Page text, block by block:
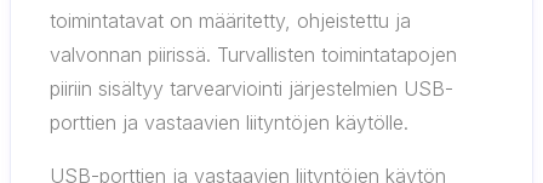
toimintatavat on määritetty, ohjeistettu ja
valvonnan piirissä. Turvallisten toimintatapojen
piiriin sisältyy tarvearviointi järjestelmien USB-
porttien ja vastaavien liityntöjen käytölle.
USB-porttien ja vastaavien liityntöjen käytön